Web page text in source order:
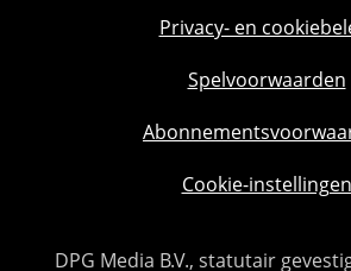
Privacy- en
Spelvoorwaarden
Cookie-instellingen
DPG Media B.V., statutair